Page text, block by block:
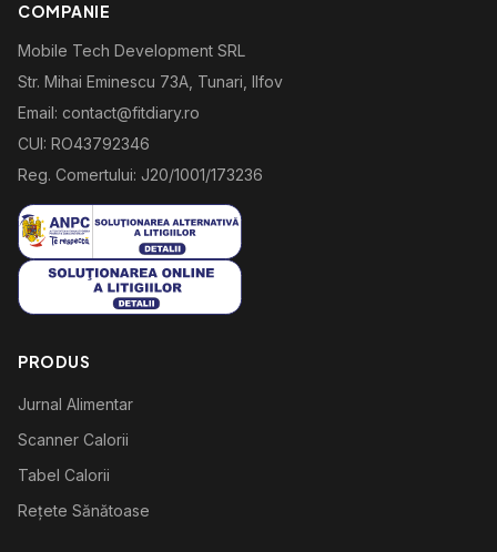
COMPANIE
Mobile Tech Development SRL
Str. Mihai Eminescu 73A, Tunari, Ilfov
Email: contact@fitdiary.ro
CUI: RO43792346
Reg. Comertului: J20/1001/173236
PRODUS
Jurnal Alimentar
Scanner Calorii
Tabel Calorii
Rețete Sănătoase